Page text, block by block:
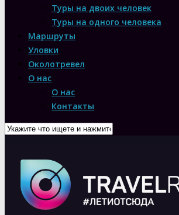
Туры на двоих человек
Туры на одного человека
Маршруты
Уловки
Околотревел
О нас
О нас
Контакты